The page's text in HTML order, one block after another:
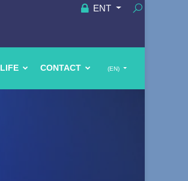
ENT
(EN)
CONTACT